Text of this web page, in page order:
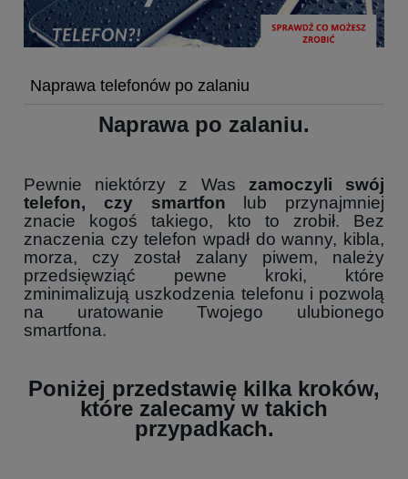
Naprawa telefonów po zalaniu
Naprawa po zalaniu.
Pewnie niektórzy z Was zamoczyli swój
telefon, czy smartfon lub przynajmniej
znacie kogoś takiego, kto to zrobił. Bez
znaczenia czy telefon wpadł do wanny, kibla,
morza, czy został zalany piwem, należy
przedsięwziąć pewne kroki, które
zminimalizują uszkodzenia telefonu i pozwolą
na uratowanie Twojego ulubionego
smartfona.
Poniżej przedstawię kilka kroków,
które zalecamy w takich
przypadkach.